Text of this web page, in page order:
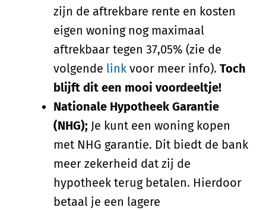
zijn de aftrekbare rente en kosten
eigen woning nog maximaal
aftrekbaar tegen 37,05% (zie de
volgende link voor meer info). Toch
blijft dit een mooi voordeeltje!
Nationale Hypotheek Garantie
(NHG); Je kunt een woning kopen
met NHG garantie. Dit biedt de bank
meer zekerheid dat zij de
hypotheek terug betalen. Hierdoor
betaal je een lagere